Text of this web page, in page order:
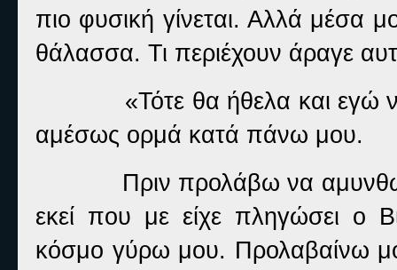
πιο φυσική γίνεται. Αλλά μέσα
θάλασσα. Τι περιέχουν άραγε
«Τότε θα ήθελα και εγώ
αμέσως ορμά κατά πάνω μου.
Πριν προλάβω να
εκεί που με είχε πληγώσει ο
κόσμο γύρω μου. Προλαβαίνω